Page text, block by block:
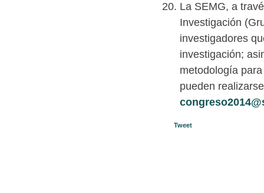
La SEMG, a
Investigación
investigadores
investigación;
metodología
pueden
Tweet